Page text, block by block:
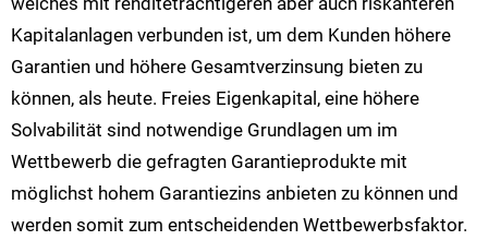
Kapitalanlagen verbunden ist, um dem Kunden höhere
Garantien und höhere Gesamtverzinsung bieten zu
können, als heute. Freies Eigenkapital, eine höhere
Solvabilität sind notwendige Grundlagen um im
Wettbewerb die gefragten Garantieprodukte mit
möglichst hohem Garantiezins anbieten zu können und
werden somit zum entscheidenden Wettbewerbsfaktor.